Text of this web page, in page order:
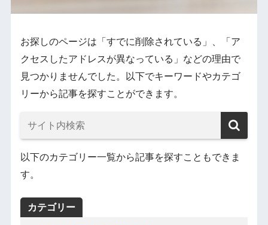
お探しのページは「すでに削除されている」、「ア
クセスしたアドレスが異なっている」などの理由で
見つかりませんでした。以下でキーワードやカテゴ
リーから記事を探すことができます。
以下のカテゴリー一覧から記事を探すこともできま
す。
カテゴリー